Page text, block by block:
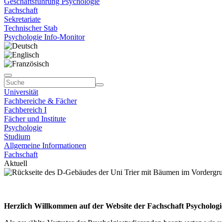
Fachschaft
Sekretariate
Technischer Stab
Psychologie Info-Monitor
Universität
Fachbereiche & Fächer
Fachbereich I
Fächer und Institute
Psychologie
Studium
Allgemeine Informationen
Fachschaft
Aktuell
Herzlich Willkommen auf der Website der Fachschaft